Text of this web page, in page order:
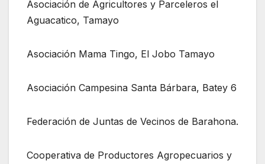
Asociación de Agricultores y Parceleros el
Aguacatico, Tamayo
Asociación Mama Tingo, El Jobo Tamayo
Asociación Campesina Santa Bárbara, Batey 6
Federación de Juntas de Vecinos de Barahona.
Cooperativa de Productores Agropecuarios y